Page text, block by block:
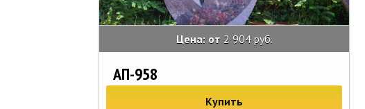
Цена: от 2 904 руб.
АП-958
Купить